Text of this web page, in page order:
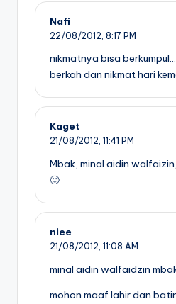
Nafi
22/08/2012, 8:17 PM
nikmatnya bisa
berkah dan nikmat hari
Kaget
21/08/2012, 11:41 PM
Mbak, minal aidin
🙂
niee
21/08/2012, 11:08 AM
minal aidin walfaidzin
mohon maaf lahir dan